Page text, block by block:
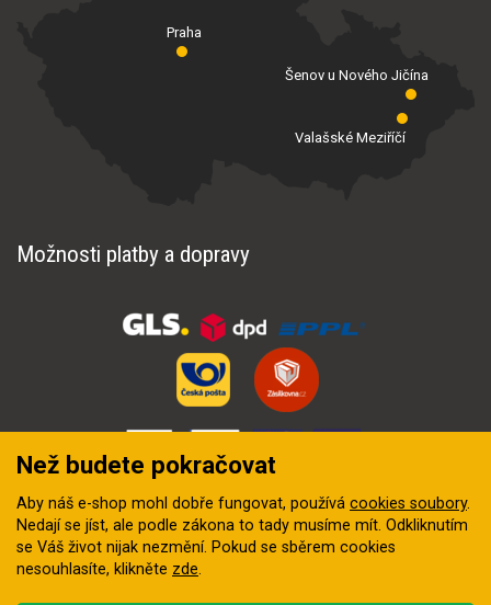
Praha
Valašské Meziříčí
Šenov u Nového Jičína
Možnosti platby a dopravy
Než budete pokračovat
Aby náš e-shop mohl dobře fungovat, používá cookies soubory.
Nedají se jíst, ale podle zákona to tady musíme mít. Odkliknutím
se Váš život nijak nezmění. Pokud se sběrem cookies
nesouhlasíte, klikněte zde.